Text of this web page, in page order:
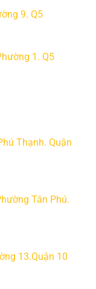
9. Q5
1. Q5
Thạnh. Quận
Tân Phú.
13.Quận 10